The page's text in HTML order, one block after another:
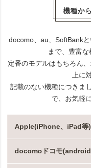
機種か
docomo、au、SoftBank
まで、豊富な
定番のモデルはもちろん
上に
記載のない機種につきま
で、お気軽
Apple(iPhone、iPad等)
docomoドコモ